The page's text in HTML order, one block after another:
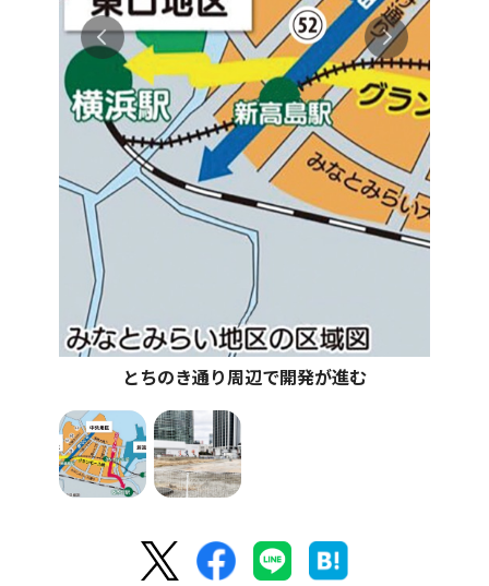
とちのき通り周辺で開発が進む